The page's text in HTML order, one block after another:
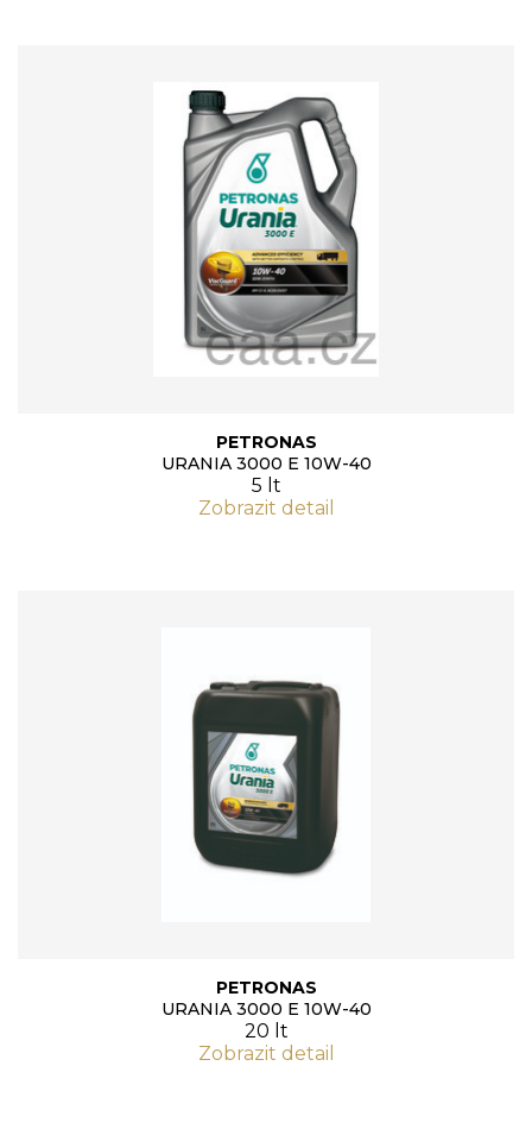
PETRONAS
URANIA 3000 E 10W-40
5 lt
Zobrazit detail
PETRONAS
URANIA 3000 E 10W-40
20 lt
Zobrazit detail